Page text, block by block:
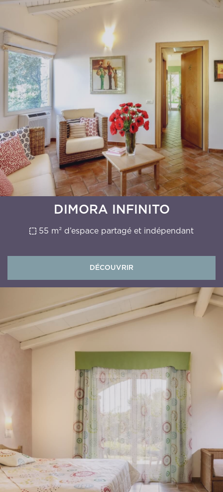
DIMORA INFINITO
55 m² d’espace partagé et indépendant
DÉCOUVRIR